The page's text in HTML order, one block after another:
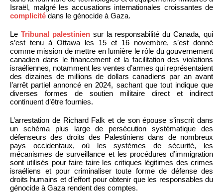
Israël, malgré les accusations internationales croissantes de
complicité dans le génocide à Gaza.
Le Tribunal palestiniensur la responsabilité du Canada, qui
s’est tenu à Ottawa les 15 et 16 novembre, s’est donné
comme mission de mettre en lumière le rôle du gouvernement
canadien dans le financement et la facilitation des violations
israéliennes, notamment les ventes d’armes qui représentaient
des dizaines de millions de dollars canadiens par an avant
l’arrêt partiel annoncé en 2024, sachant que tout indique que
diverses formes de soutien militaire direct et indirect
continuent d’être fournies.
L’arrestation de Richard Falk et de son épouse s’inscrit dans
un schéma plus large de persécution systématique des
défenseurs des droits des Palestiniens dans de nombreux
pays occidentaux, où les systèmes de sécurité, les
mécanismes de surveillance et les procédures d’immigration
sont utilisés pour faire taire les critiques légitimes des crimes
israéliens et pour criminaliser toute forme de défense des
droits humains et d’effort pour obtenir que les responsables du
génocide à Gaza rendent des comptes.